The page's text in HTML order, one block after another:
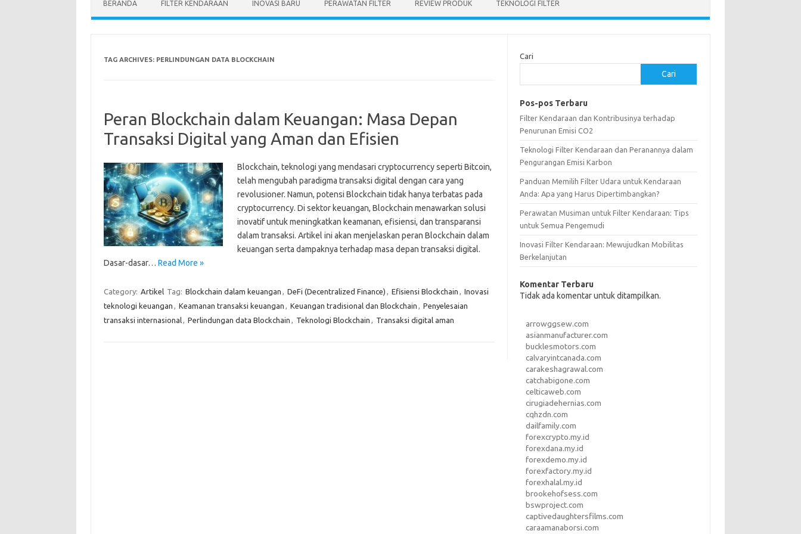
BERANDA FILTER KENDARAAN INOVASI BARU PERAWATAN FILTER REVIEW PRODUK TEKNOLOGI FILTER
TAG ARCHIVES: PERLINDUNGAN DATA BLOCKCHAIN
Peran Blockchain dalam Keuangan: Masa Depan
Transaksi Digital yang Aman dan Efisien
Blockchain, teknologi yang mendasari cryptocurrency seperti Bitcoin,
telah mengubah paradigma transaksi digital dengan cara yang
revolusioner. Namun, potensi Blockchain tidak hanya terbatas pada
cryptocurrency. Di sektor keuangan, Blockchain menawarkan solusi
inovatif untuk meningkatkan keamanan, efisiensi, dan transparansi
dalam transaksi. Artikel ini akan menjelaskan peran Blockchain dalam
keuangan serta dampaknya terhadap masa depan transaksi digital.
Dasar-dasar… Read More »
Category: Artikel Tag: Blockchain dalam keuangan , DeFi (Decentralized Finance) , Efisiensi Blockchain , Inovasi
teknologi keuangan , Keamanan transaksi keuangan , Keuangan tradisional dan Blockchain , Penyelesaian
transaksi internasional, Perlindungan data Blockchain , Teknologi Blockchain , Transaksi digital aman
Cari
Cari
Pos-pos Terbaru
Filter Kendaraan dan Kontribusinya terhadap
Penurunan Emisi CO2
Teknologi Filter Kendaraan dan Peranannya dalam
Pengurangan Emisi Karbon
Panduan Memilih Filter Udara untuk Kendaraan
Anda: Apa yang Harus Dipertimbangkan?
Perawatan Musiman untuk Filter Kendaraan: Tips
untuk Semua Pengemudi
Inovasi Filter Kendaraan: Mewujudkan Mobilitas
Berkelanjutan
Komentar Terbaru
Tidak ada komentar untuk ditampilkan.
arrowggsew.com
asianmanufacturer.com
bucklesmotors.com
calvaryintcanada.com
carakeshagrawal.com
catchabigone.com
celticaweb.com
cirugiadehernias.com
cqhzdn.com
dailfamily.com
forexcrypto.my.id
forexdana.my.id
forexdemo.my.id
forexfactory.my.id
forexhalal.my.id
brookehofsess.com
bswproject.com
captivedaughtersfilms.com
caraamanaborsi.com